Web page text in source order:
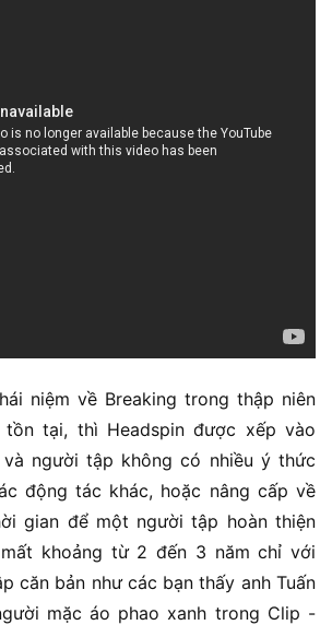
niệm về Breaking trong thập niên
tồn tại, thì Headspin được xếp vào
và người tập không có nhiều ý thức
động tác khác, hoặc nâng cấp về
gian để một người tập hoàn thiện
khoảng từ 2 đến 3 năm chỉ với
căn bản như các bạn thấy anh Tuấn
mặc áo phao xanh trong Clip -